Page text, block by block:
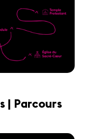
| Parcours